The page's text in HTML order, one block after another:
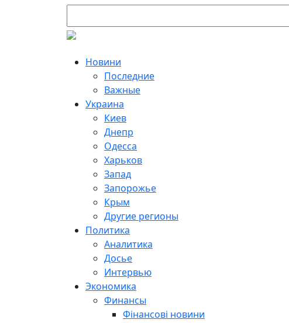
Новини
Последние
Важные
Украина
Киев
Днепр
Одесса
Харьков
Запад
Запорожье
Крым
Другие регионы
Политика
Аналитика
Досье
Интервью
Экономика
Финансы
Фінансові новини